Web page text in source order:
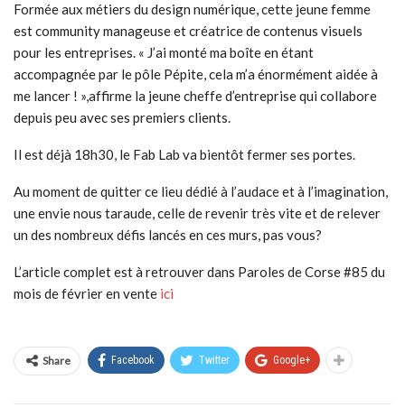
Formée aux métiers du design numérique, cette jeune femme
est community manageuse et créatrice de contenus visuels
pour les entreprises. « J’ai monté ma boîte en étant
accompagnée par le pôle Pépite, cela m’a énormément aidée à
me lancer ! »,affirme la jeune cheffe d’entreprise qui collabore
depuis peu avec ses premiers clients.
Il est déjà 18h30, le Fab Lab va bientôt fermer ses portes.
Au moment de quitter ce lieu dédié à l’audace et à l’imagination,
une envie nous taraude, celle de revenir très vite et de relever
un des nombreux défis lancés en ces murs, pas vous?
L’article complet est à retrouver dans Paroles de Corse #85 du
mois de février en vente ici
Share Facebook Twitter Google+